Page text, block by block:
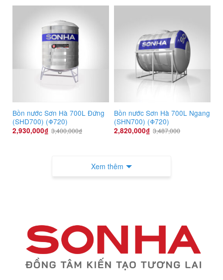
Bồn nước Sơn Hà 700L Đứng
(SHD700) (Φ720)
2,930,000₫ 3,400,000₫
Bồn nước Sơn Hà 700L Ngang
(SHN700) (Φ720)
2,820,000₫ 3,487,000
Xem thêm